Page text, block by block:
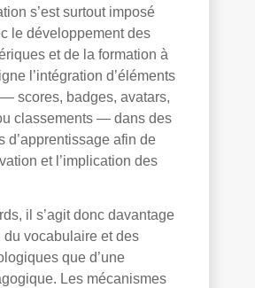
s’est surtout imposé
le développement des
et de la formation à
l’intégration d’éléments
scores, badges, avatars,
classements — dans des
d’apprentissage afin de
et l’implication des
il s’agit donc davantage
du vocabulaire et des
que d’une
Les mécanismes